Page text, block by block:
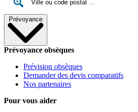
Prévoyance
Prévoyance obsèques
Prévision obsèques
Demander des devis comparatifs
Nos partenaires
Pour vous aider